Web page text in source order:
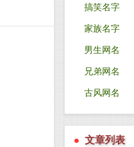
搞笑名字
家族名字
男生网名
兄弟网名
古风网名
● 文章列表